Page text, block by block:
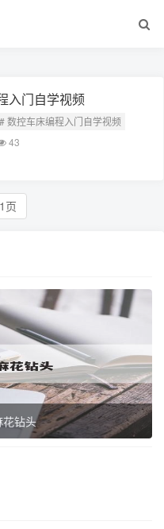
入门自学视频
# 数控车床编程入门自学视频
43
页
钻头